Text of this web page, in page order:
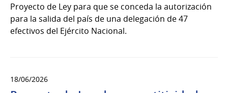
Proyecto de Ley para que se conceda la autorización
para la salida del país de una delegación de 47
efectivos del Ejército Nacional.
18/06/2026